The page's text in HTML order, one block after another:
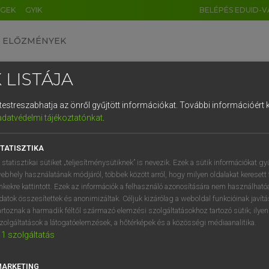
GYIK BELÉPÉS EDUID-
ELŐZMÉNYEK
egyetemes nagyszótár
VAN ELŐFIZETÉSED?
megtekintéséhez.
LISTÁJA
az önről gyűjtött információkat. További információért
tájékoztatónkat.
statisztikai sütiket „teljesítménysütiknek” is nevezik. Ezek a sütik információkat
használatának módjáról, többek között arról, hogy milyen oldalakat keresett
kattintott. Ezek az információk a felhasználó azonosítására nem
összesítettek és anonimizáltak. Céljuk kizárólag a weboldal funkcióinak
a harmadik féltől származó elemzési szolgáltatásokhoz tartozó sütik;
a látogatóelemzések, a hőtérképek és a közösségi médiaanalitika.
1 szolgáltatás
DE CN FR ES IT NL
1 2 3 4 5 6 7 8 9
q w e r t z u i
a s d f g h j k l é
í y x c v b n m , .